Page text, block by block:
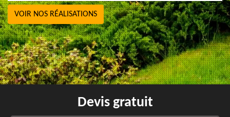
VOIR NOS RÉALISATIONS
Devis gratuit